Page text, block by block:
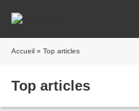
Accueil » Top articles
Top articles